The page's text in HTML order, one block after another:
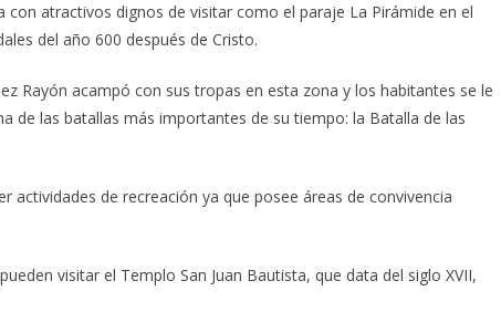
atractivos dignos de visitar como el paraje La Pirámide en el
del año 600 después de Cristo.
Rayón acampó con sus tropas en esta zona y los habitantes se le
de las batallas más importantes de su tiempo: la Batalla de las
actividades de recreación ya que posee áreas de convivencia
visitar el Templo San Juan Bautista, que data del siglo XVII,